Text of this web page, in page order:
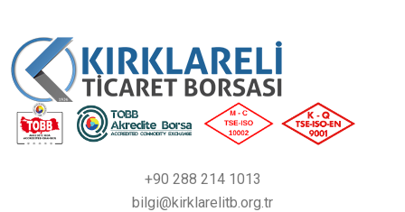
+90 288 214 1013
bilgi@kirklarelitb.org.tr